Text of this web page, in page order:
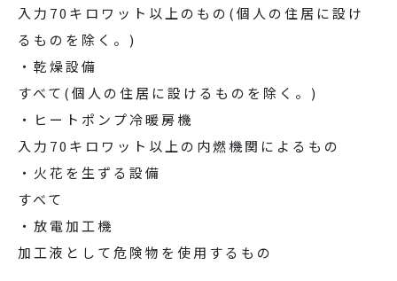
入力70キロワット以上のもの(個人の住居に設け
るものを除く。)
・乾燥設備
すべて(個人の住居に設けるものを除く。)
・ヒートポンプ冷暖房機
入力70キロワット以上の内燃機関によるもの
・火花を生ずる設備
すべて
・放電加工機
加工液として危険物を使用するもの